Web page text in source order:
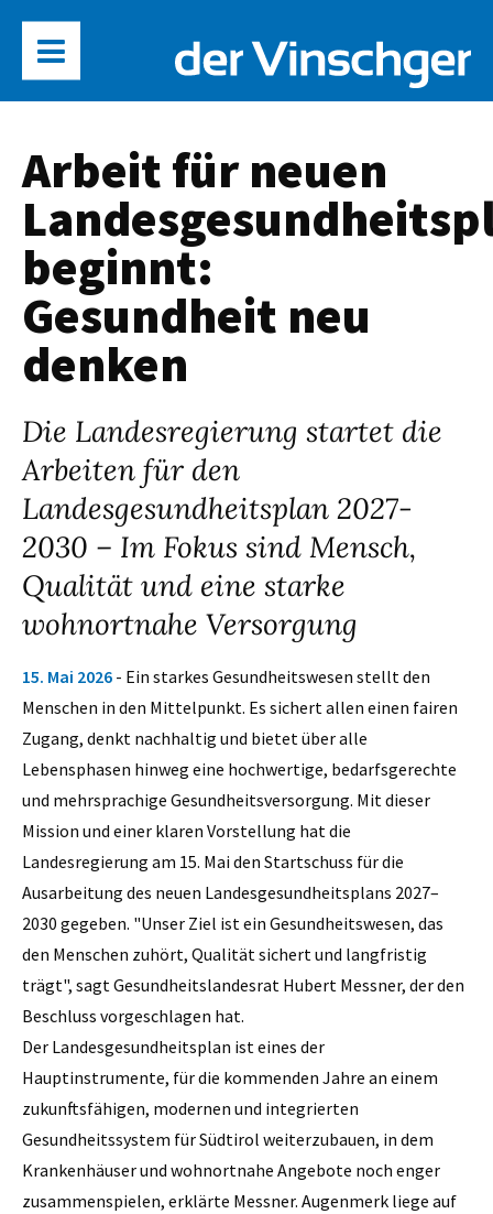
Arbeit für neuen
beginnt:
Gesundheit neu
denken
Die Landesregierung startet die
Arbeiten für den
Landesgesundheitsplan 2027-
2030 – Im Fokus sind Mensch,
Qualität und eine starke
wohnortnahe Versorgung
15. Mai 2026 - Ein starkes Gesundheitswesen stellt den
Menschen in den Mittelpunkt. Es sichert allen einen fairen
Zugang, denkt nachhaltig und bietet über alle
Lebensphasen hinweg eine hochwertige, bedarfsgerechte
und mehrsprachige Gesundheitsversorgung. Mit dieser
Mission und einer klaren Vorstellung hat die
Landesregierung am 15. Mai den Startschuss für die
Ausarbeitung des neuen Landesgesundheitsplans 2027–
2030 gegeben. "Unser Ziel ist ein Gesundheitswesen, das
den Menschen zuhört, Qualität sichert und langfristig
trägt", sagt Gesundheitslandesrat Hubert Messner, der den
Beschluss vorgeschlagen hat.
Der Landesgesundheitsplan ist eines der
Hauptinstrumente, für die kommenden Jahre an einem
zukunftsfähigen, modernen und integrierten
Gesundheitssystem für Südtirol weiterzubauen, in dem
Krankenhäuser und wohnortnahe Angebote noch enger
zusammenspielen, erklärte Messner. Augenmerk liege auf